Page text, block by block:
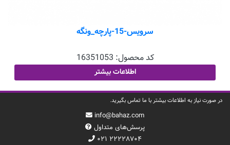
سرویس-15-پارچه_ونگه
کد محصول: 16351053
اطلاعات بیشتر
در صورت نیاز به اطلاعات بیشتر با ما تماس بگیرید.
info@bahaz.com
پرسش‌های متداول
۰۲۱ ۲۲۲۲۸۷۰۴